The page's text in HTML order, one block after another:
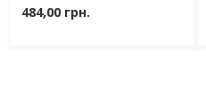
484,00 грн.